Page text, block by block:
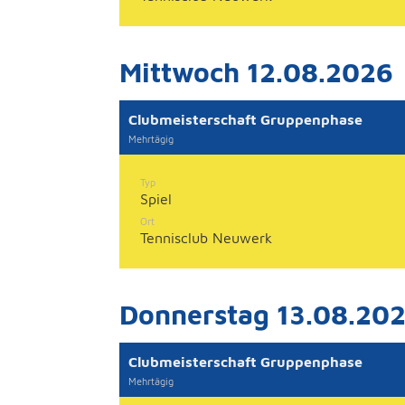
Mittwoch 12.08.2026
Clubmeisterschaft Gruppenphase
Mehrtägig
Typ
Spiel
Ort
Tennisclub Neuwerk
Donnerstag
Clubmeisterschaft Gruppenphase
Mehrtägig